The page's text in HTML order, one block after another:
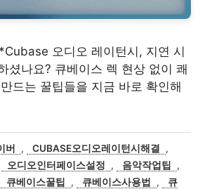
오디오 레이턴시, 지연 시
셨나요? 큐베이스 렉 현상 없이 쾌
드는 꿀팁들을 지금 바로 확인해
버 , CUBASE오디오레이턴시해결
,
오디오인터페이스설정 , 음악작업팁
,
큐베이스꿀팁 , 큐베이스사용법 ,
큐